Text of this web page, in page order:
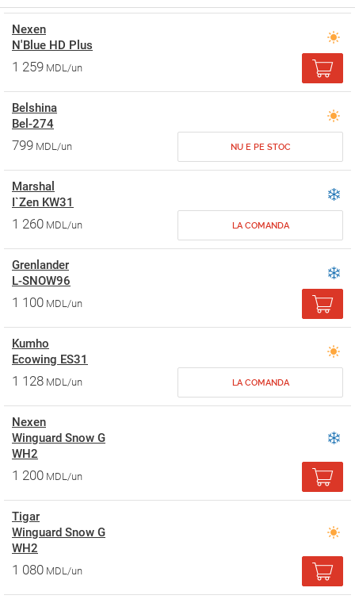
Nexen
N'Blue HD Plus
1 259 MDL/un
Belshina
Bel-274
799 MDL/un NU E PE STOC
Marshal
I`Zen KW31
1 260 MDL/un LA COMANDA
Grenlander
L-SNOW96
1 100 MDL/un
Kumho
Ecowing ES31
1 128 MDL/un LA COMANDA
Nexen
Winguard Snow G
WH2
1 200 MDL/un
Tigar
Winguard Snow G
WH2
1 080 MDL/un